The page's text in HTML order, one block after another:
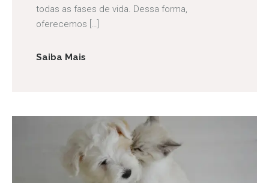
todas as fases de vida. Dessa forma,
oferecemos […]
Saiba Mais